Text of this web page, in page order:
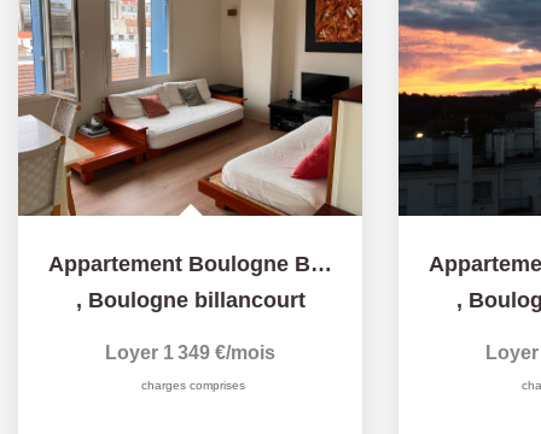
Appartement Boulogne Billancourt 2 pièce(s) 44 m2
, Boulogne billancourt
Loyer 1 349 €/mois
charges comprises
,